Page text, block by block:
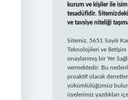
kurum ve kişiler ile
tesadüfidir.
ve tavsiye niteliği
Sitemiz, 5651 Sayılı
Teknolojileri ve İletişim
onaylanmış bir Yer
vermektedir. Bu
proaktif olarak
yükümlülüğümüz
üyelerimiz yazdıkları